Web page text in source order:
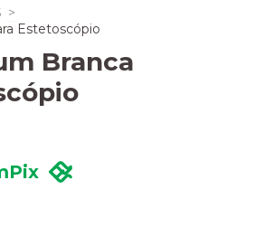
>
Estetoscópio
Branca
Pix